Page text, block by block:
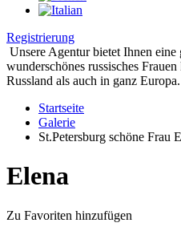
Registrierung
Unsere Agentur bietet Ihnen
wunderschönes russisches
Russland als auch in ganz
Startseite
Galerie
St.Petersburg schöne Frau
Elena
Zu Favoriten hinzufügen